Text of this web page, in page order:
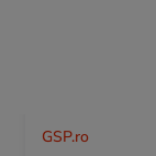
GSP.ro